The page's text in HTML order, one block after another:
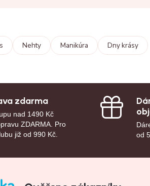
Nehty Manikúra Dny krásy
zdarma
nad 1490 Kč
ZDARMA. Pro
již od 990 Kč.
od